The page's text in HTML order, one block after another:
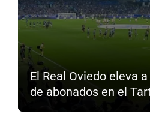
El Real Oviedo eleva
de abonados en el